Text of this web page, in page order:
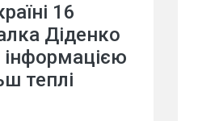
16
Діденко
інформацією
теплі